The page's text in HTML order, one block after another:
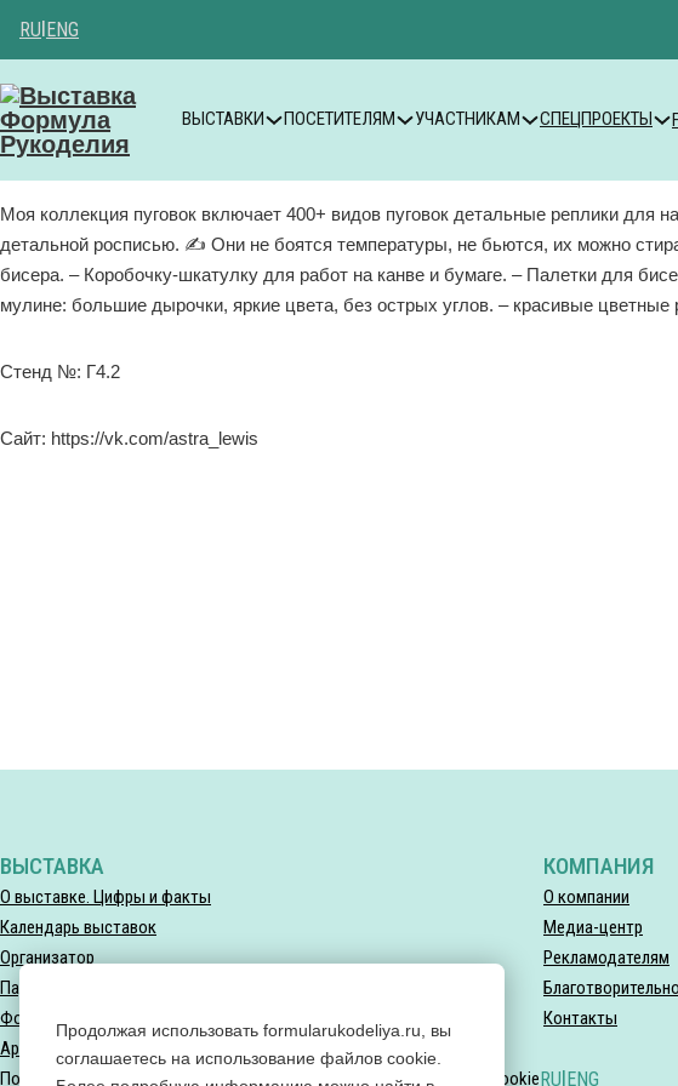
RU|ENG
ВЫСТАВКИ ПОСЕТИТЕЛЯМ УЧАСТНИКАМ СПЕЦПРОЕКТЫ
Моя коллекция пуговок включает 400+ видов пуговок детальные реплики для
детальной росписью. ✍ Они не боятся температуры, не бьются, их можно
бисера. – Коробочку-шкатулку для работ на канве и бумаге. – Палетки для
мулине: большие дырочки, яркие цвета, без острых углов. – красивые
Стенд №: Г4.2
Сайт: https://vk.com/astra_lewis
ВЫСТАВКА
О выставке. Цифры и факты
Календарь выставок
Организатор
Партнеры выставки
Фотогалерея
Архив мероприятий
КОМПАНИЯ
О компании
Медиа-центр
Рекламодателям
Контакты
Политика конфиденциальностиПолитика использования файлов CookieRU|ENG
Продолжая использовать formularukodeliya.ru, вы
соглашаетесь на использование файлов cookie.